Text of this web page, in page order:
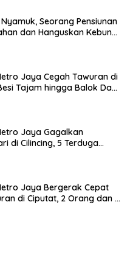
Seorang Pensiunan
dan Hanguskan Kebun
Jaya Cegah Tawuran di
Tajam hingga Balok Dan
Jaya Gagalkan
di Cilincing, 5 Terduga
Jaya Bergerak Cepat
di Ciputat, 2 Orang dan 3